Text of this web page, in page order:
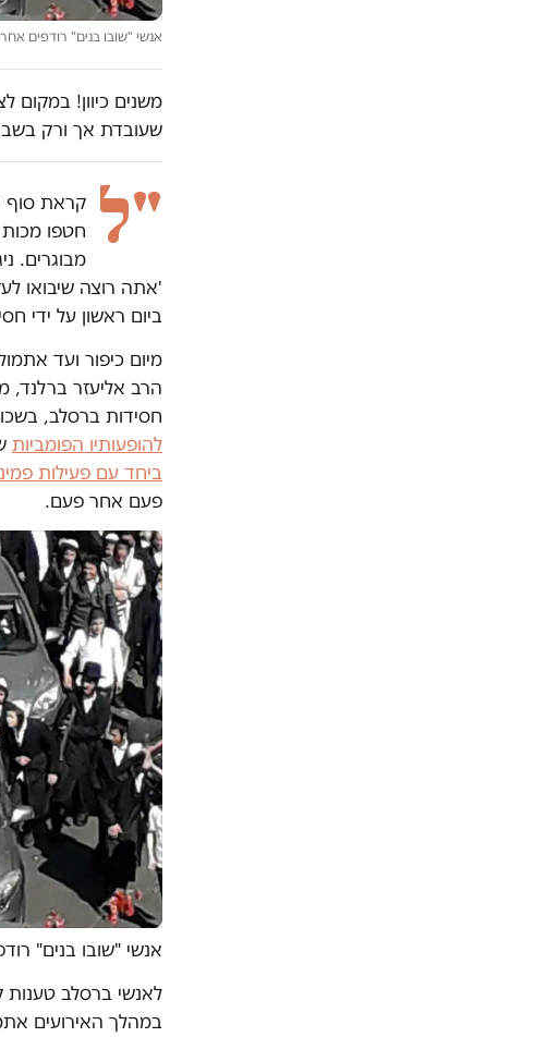
אנשי "שובו בנים" רודפים
משנים כיוון! במקום
שעובדת אך ורק
"ל קראת סוף
מבוגרים.
'אתה רוצה שיבואו
ביום ראשון על ידי
מיום כיפור ועד
הרב אליעזר ברלנד,
חסידות ברסלב,
להופעותיו הפומביות
ביחד עם פעילות
פעם אחר פעם.
אנשי "שובו בנים"
לאנשי ברסלב
במהלך האירועים